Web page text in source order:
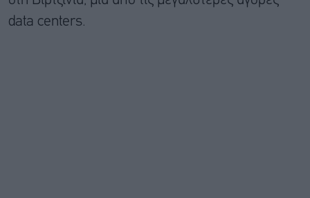
data centers.